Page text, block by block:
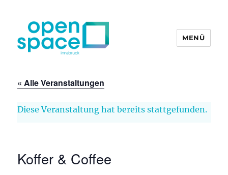
MENÜ
« Alle Veranstaltungen
Diese Veranstaltung hat bereits stattgefunden.
Koffer & Coffee